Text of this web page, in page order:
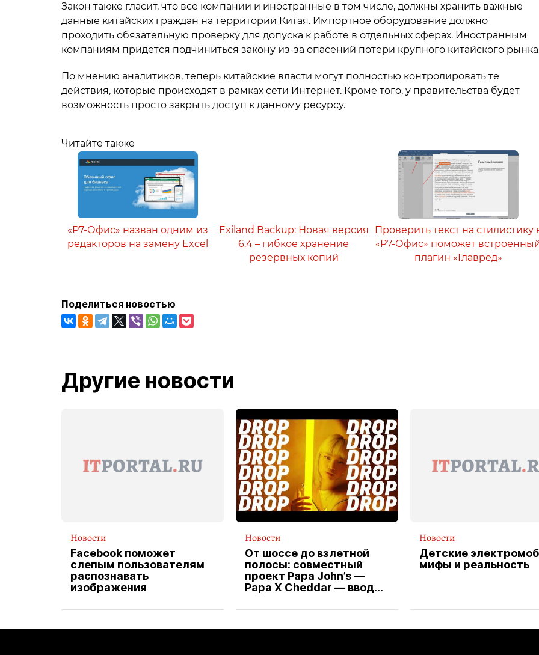
Закон также гласит, что все компании и иностранные в том числе, должны хранить важные
данные китайских граждан на территории Китая. Импортное оборудование должно
проходить обязательную проверку для допуска к работе в отдельных сферах. Иностранным
компаниям придется подчиниться закону из-за опасений потери крупного китайского
По мнению аналитиков, теперь китайские власти могут полностью контролировать те
действия, которые происходят в рамках сети Интернет. Кроме того, у правительства будет
возможность просто закрыть доступ к данному ресурсу.
Читайте также
«Р7-Офис» назван одним из
редакторов на замену Excel
Exiland Backup: Новая версия
6.4 – гибкое хранение
резервных копий
Проверить текст на стилистику
«Р7-Офис» поможет
плагин «Главред»
Поделиться новостью
Другие новости
Новости
Facebook поможет
слепым пользователям
распознавать
изображения
Новости
От шоссе до взлетной
полосы: совместный
проект Papa John’s —
Papa X Cheddar — вводит
водителя службы
Новости
Детские
мифы и реальность